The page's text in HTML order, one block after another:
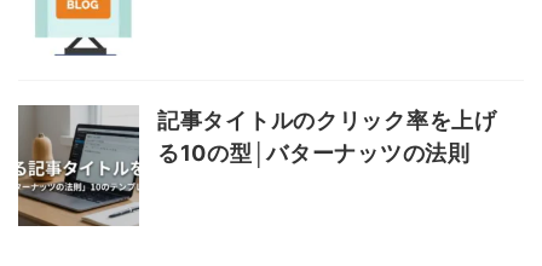
記事タイトルのクリック率を上げ
る10の型│バターナッツの法則